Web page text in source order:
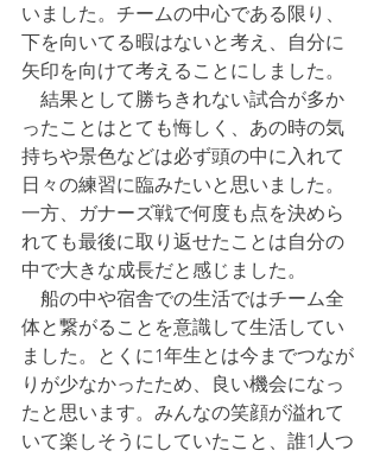
いました。チームの中心である限り、
下を向いてる暇はないと考え、自分に
矢印を向けて考えることにしました。
結果として勝ちきれない試合が多か
ったことはとても悔しく、あの時の気
持ちや景色などは必ず頭の中に入れて
日々の練習に臨みたいと思いました。
一方、ガナーズ戦で何度も点を決めら
れても最後に取り返せたことは自分の
中で大きな成長だと感じました。
船の中や宿舎での生活ではチーム全
体と繋がることを意識して生活してい
ました。とくに1年生とは今までつなが
りが少なかったため、良い機会になっ
たと思います。みんなの笑顔が溢れて
いて楽しそうにしていたこと、誰1人つ